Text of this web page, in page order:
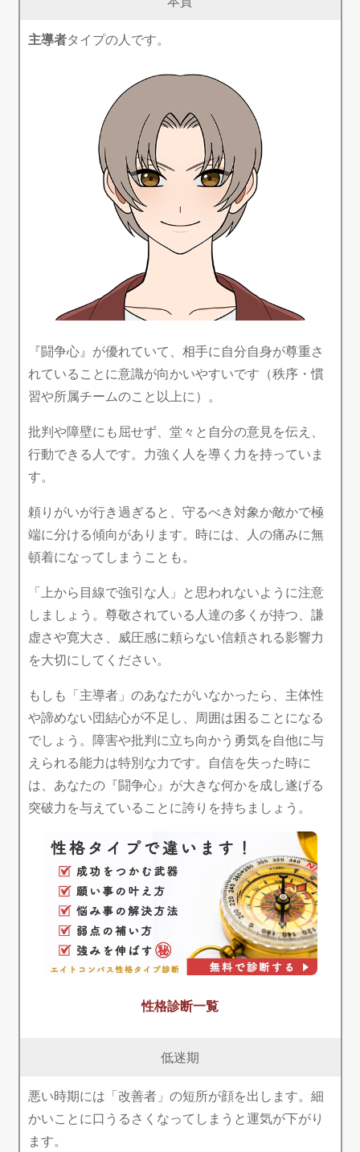
主導者タイプの人です。
『闘争心』が優れていて、相手に自分自身が尊重さ
れていることに意識が向かいやすいです（秩序・慣
習や所属チームのこと以上に）。
批判や障壁にも屈せず、堂々と自分の意見を伝え、
行動できる人です。力強く人を導く力を持っていま
す。
頼りがいが行き過ぎると、守るべき対象か敵かで極
端に分ける傾向があります。時には、人の痛みに無
頓着になってしまうことも。
「上から目線で強引な人」と思われないように注意
しましょう。尊敬されている人達の多くが持つ、謙
虚さや寛大さ、威圧感に頼らない信頼される影響力
を大切にしてください。
もしも「主導者」のあなたがいなかったら、主体性
や諦めない団結心が不足し、周囲は困ることになる
でしょう。障害や批判に立ち向かう勇気を自他に与
えられる能力は特別な力です。自信を失った時に
は、あなたの『闘争心』が大きな何かを成し遂げる
突破力を与えていることに誇りを持ちましょう。
性格診断一覧
低迷期
悪い時期には「改善者」の短所が顔を出します。細
かいことに口うるさくなってしまうと運気が下がり
ます。